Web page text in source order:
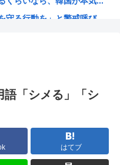
について少し話そうや
る行動を」と警戒呼び...
評価が進みすぎてもはや...
理由を体験した米大物キ...
「相談しても具体的に何...
ズ！！！お前らも...
語「シメる」「シ
はてブ